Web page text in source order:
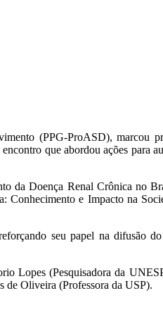
(PPG-ProASD), marcou
que abordou ações para
da Doença Renal Crônica no
Conhecimento e Impacto na
seu papel na difusão
Lopes (Pesquisadora da
Oliveira (Professora da USP).